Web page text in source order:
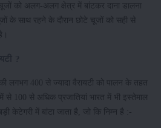
को अलग-अलग क्षेत्र में बांटकर दाना डालना
के साथ रहने के दौरान छोटे चूजों को सही से
की लगभग 400 से ज्यादा वैरायटी को पालन के तहत
से 100 से अधिक प्रजातियां भारत में भी इस्तेमाल
केटेगरी में बांटा जाता है, जो कि निम्न है :-